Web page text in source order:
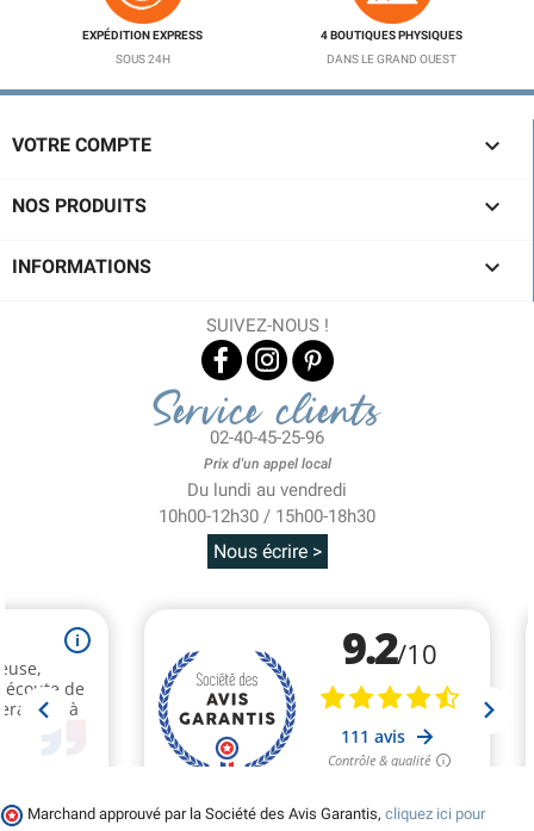
EXPÉDITION EXPRESS
SOUS 24H
4 BOUTIQUES PHYSIQUES
DANS LE GRAND OUEST
VOTRE COMPTE 
NOS PRODUITS 
INFORMATIONS 
SUIVEZ-NOUS !
Service clients
02-40-45-25-96
Prix d'un appel local
Du lundi au vendredi
10h00-12h30 / 15h00-18h30
Nous écrire >
Marchand approuvé par la Société des Avis Garantis, cliquez ici pour